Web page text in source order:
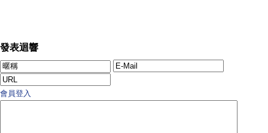
發表迴響
會員登入